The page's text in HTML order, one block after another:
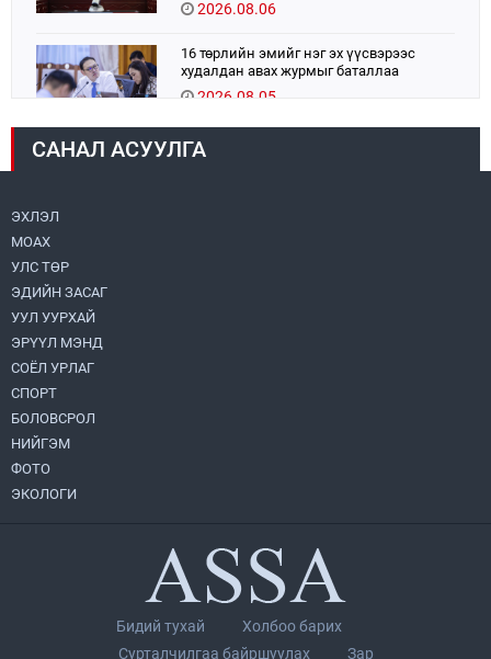
2026.08.06
16 төрлийн эмийг нэг эх үүсвэрээс
худалдан авах журмыг баталлаа
2026.08.05
УИХ-ын дарга С.Бямбацогт:
Нийслэлийн Засаг дарга бөгөөд
Улаанбаатар хотын Захирагч
Б.Пүрэвдагва ХУД-ийн 12,13, 14-р
ажиллалаа
2026.08.04
САНАЛ АСУУЛГА
ЭХЛЭЛ
МОАХ
УЛС ТӨР
ЭДИЙН ЗАСАГ
УУЛ УУРХАЙ
ЭРҮҮЛ МЭНД
СОЁЛ УРЛАГ
СПОРТ
БОЛОВСРОЛ
НИЙГЭМ
ФОТО
ЭКОЛОГИ
Бидий тухай
Холбоо барих
Сурталчилгаа байршуулах
Зар